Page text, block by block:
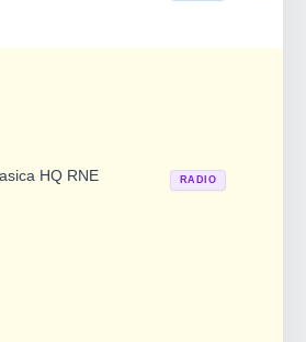
HQ RNE RADIO